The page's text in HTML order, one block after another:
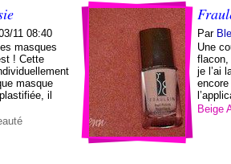
11 08:40
masques
! Cette
masque
il
Par
Une
je l’ai
Beige